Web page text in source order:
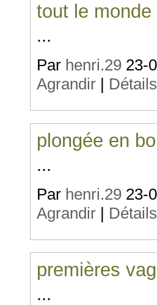
tout le
...
Par henri.29 23-
Agrandir | Détails
plongée en
...
Par henri.29 23-
Agrandir | Détails
premières
...